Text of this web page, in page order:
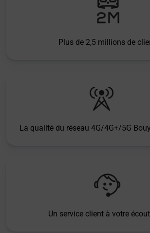
Plus de 2,5 millions de
La qualité du réseau 4G/4G+/5G
Un service client à votre